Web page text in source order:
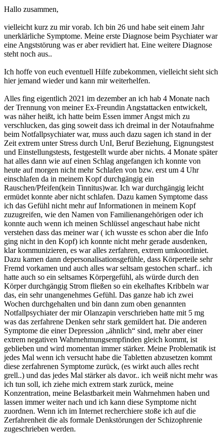
Hallo zusammen,
vielleicht kurz zu mir vorab. Ich bin 26 und habe seit einem Jahr
unerklärliche Symptome. Meine erste Diagnose beim Psychiater war
eine Angststörung was er aber revidiert hat. Eine weitere Diagnose
steht noch aus..
Ich hoffe von euch eventuell Hilfe zubekommen, vielleicht sieht sich
hier jemand wieder und kann mir weiterhelfen.
Alles fing eigentlich 2021 im dezember an ich hab 4 Monate nach
der Trennung von meiner Ex-Freundin Angstattacken entwickelt,
was näher heißt, ich hatte beim Essen immer Angst mich zu
verschlucken, das ging soweit dass ich dreimal in der Notaufnahme
beim Notfallpsychiater war, muss auch dazu sagen ich stand in der
Zeit extrem unter Stress durch UnI, Beruf Beziehung, Eignungstest
und Einstellungstests, festgestellt wurde aber nichts. 4 Monate später
hat alles dann wie auf einen Schlag angefangen ich konnte von
heute auf morgen nicht mehr Schlafen von bzw. erst um 4 Uhr
einschlafen da in meinem Kopf durchgängig ein
Rauschen/Pfeifen(kein Tinnitus)war. Ich war durchgängig leicht
ermüdet konnte aber nicht schlafen. Dazu kamen Symptome dass
ich das Gefühl nicht mehr auf Informationen in meinem Kopf
zuzugreifen, wie den Namen von Familienangehörigen oder ich
konnte auch wenn ich meinen Schlüssel angeschaut habe nicht
verstehen dass das meiner war ( ich wusste es schon aber die Info
ging nicht in den Kopf) ich konnte nicht mehr gerade ausdenken,
klar kommunizieren, es war alles zerfahren, extrem umkoordiniet.
Dazu kamen dann depersonalisationsgefühle, dass Körperteile sehr
Fremd vorkamen und auch alles war seltsam gestochen scharf.. ich
hatte auch so ein seltsames Körpergefühl, als würde durch den
Körper durchgängig Strom fließen so ein ekelhaftes Kribbeln war
das, ein sehr unangenehmes Gefühl. Das ganze hab ich zwei
Wochen durchgehalten und bin dann zum oben genannten
Notfallpsychiater der mir Olanzapin verschrieben hatte mit 5 mg
was das zerfahrene Denken sehr stark gemildert hat. Die anderen
Symptome die einer Depression „ähnlich“ sind, mehr aber einer
extrem negativen Wahrnehmungsempfinden gleich kommt, ist
geblieben und wird momentan immer stärker. Meine Problematik ist
jedes Mal wenn ich versucht habe die Tabletten abzusetzen kommt
diese zerfahrenen Symptome zurück, (es wirkt auch alles recht
grell..) und das jedes Mal stärker als davor.. ich weiß nicht mehr was
ich tun soll, ich ziehe mich extrem stark zurück, meine
Konzentration, meine Belastbarkeit mein Wahrnehmen haben und
lassen immer weiter nach und ich kann diese Symptome nicht
zuordnen. Wenn ich im Internet recherchiere stoße ich auf die
Zerfahrenheit die als formale Denkstörungen der Schizophrenie
zugeschrieben werden.